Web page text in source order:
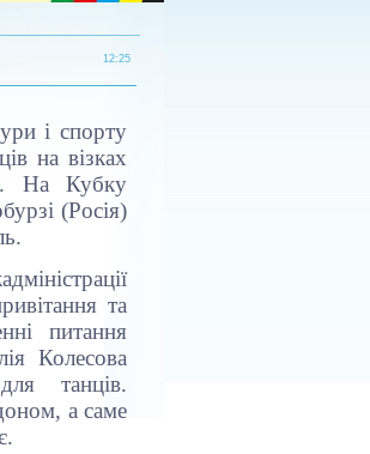
12:25
і спорту
на візках
На Кубку
(Росія)
та
питання
Колесова
танців.
а саме